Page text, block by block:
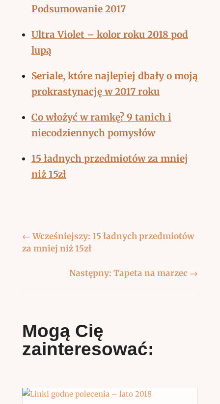
Podsumowanie 2017
Ultra Violet – kolor roku 2018 pod
lupą
Seriale, które najlepiej dbały o moją
prokrastynację w 2017 roku
Co włożyć w ramkę? 9 tanich i
niecodziennych pomysłów
15 ładnych przedmiotów za mniej
niż 15zł
←Wcześniejszy: 15 ładnych przedmiotów
za mniej niż 15zł
Następny: Tapeta na marzec →
Mogą Cię
zainteresować: